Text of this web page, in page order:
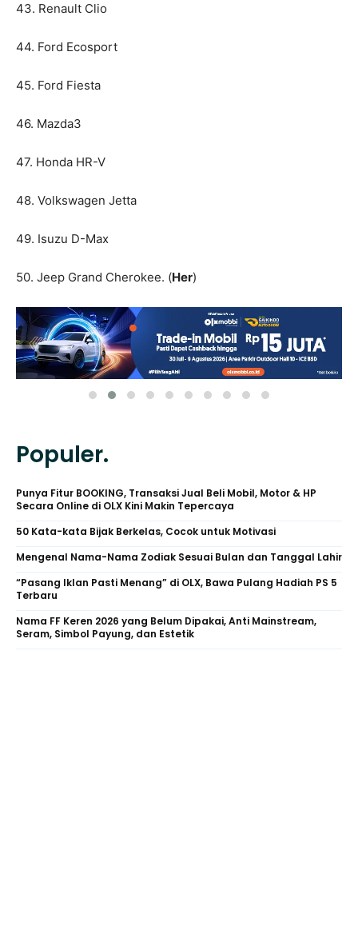
43. Renault Clio
44. Ford Ecosport
45. Ford Fiesta
46. Mazda3
47. Honda HR-V
48. Volkswagen Jetta
49. Isuzu D-Max
50. Jeep Grand Cherokee. (Her)
Populer.
Punya Fitur BOOKING, Transaksi Jual Beli Mobil, Motor & HP
Secara Online di OLX Kini Makin Tepercaya
50 Kata-kata Bijak Berkelas, Cocok untuk Motivasi
Mengenal Nama-Nama Zodiak Sesuai Bulan dan Tanggal Lahir
“Pasang Iklan Pasti Menang” di OLX, Bawa Pulang Hadiah PS 5
Terbaru
Nama FF Keren 2026 yang Belum Dipakai, Anti Mainstream,
Seram, Simbol Payung, dan Estetik